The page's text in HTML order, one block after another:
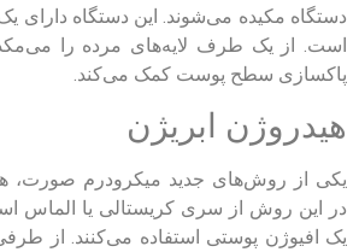
دستگاه مکیده می‌شوند. این دستگاه
است. از یک طرف لایه‌های مرده را
پاکسازی سطح پوست کمک می‌کند.
هیدروژن ابریژن
یکی از روش‌های جدید میکرودرم صورت،
در این روش از سری کریستالی یا الماس
یک افیوژن پوستی استفاده می‌کنند. از